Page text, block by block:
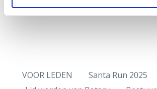
VOOR LEDEN Santa Run 2025